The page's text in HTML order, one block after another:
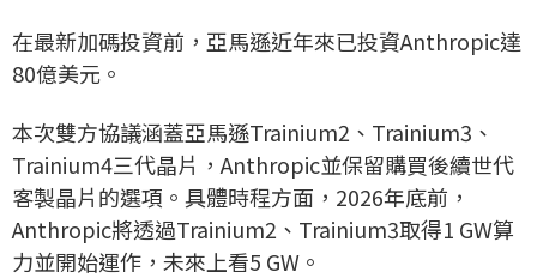
在最新加碼投資前，亞馬遜近年來已投資Anthropic達
80億美元。
本次雙方協議涵蓋亞馬遜Trainium2、Trainium3、
Trainium4三代晶片，Anthropic並保留購買後續世代
客製晶片的選項。具體時程方面，2026年底前，
Anthropic將透過Trainium2、Trainium3取得1 GW算
力並開始運作，未來上看5 GW。